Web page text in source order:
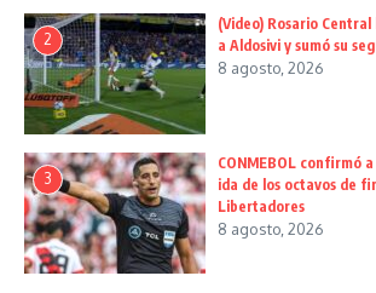
2
(Video) Rosario
a Aldosivi y sumó su
8 agosto, 2026
3
CONMEBOL confirmó
ida de los octavos de
Libertadores
8 agosto, 2026